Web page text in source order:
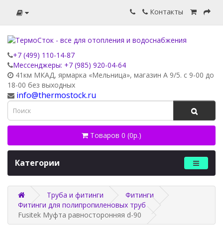
Контакты
+7 (499) 110-14-87
Мессенджеры: +7 (985) 920-04-64
41км МКАД, ярмарка «Мельница», магазин А 9/5. с 9-00 до
18-00 без выходных
info@thermostock.ru
Товаров 0 (0р.)
Категории
Труба и фитинги
Фитинги
Фитинги для полипропиленовых труб
Fusitek Муфта равносторонняя d-90